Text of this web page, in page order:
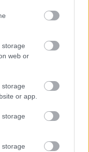
storage
web or
storage
or app.
storage
storage